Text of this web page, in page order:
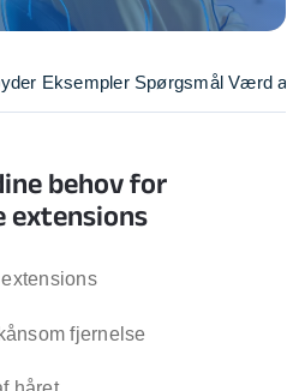
Eksempler Spørgsmål Værd at
behov for
extensions
fjernelse